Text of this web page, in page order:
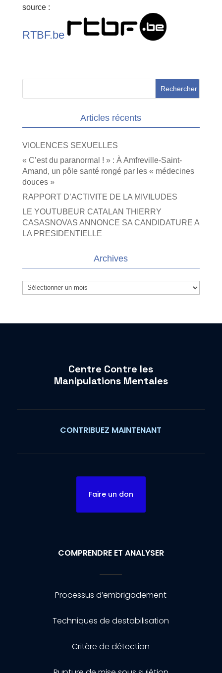
source :
RTBF.be
Articles récents
VIOLENCES SEXUELLES
« C’est du paranormal ! » : À Amfreville-Saint-
Amand, un pôle santé rongé par les « médecines
douces »
RAPPORT D’ACTIVITE DE LA MIVILUDES
LE YOUTUBEUR CATALAN THIERRY
CASASNOVAS ANNONCE SA CANDIDATURE A
LA PRESIDENTIELLE
Archives
Archives
Centre Contre les
Manipulations Mentales
CONTRIBUEZ MAINTENANT
Faire un don
COMPRENDRE ET ANALYSER
Processus d’embrigadement
Techniques de destabilisation
Critère de détection